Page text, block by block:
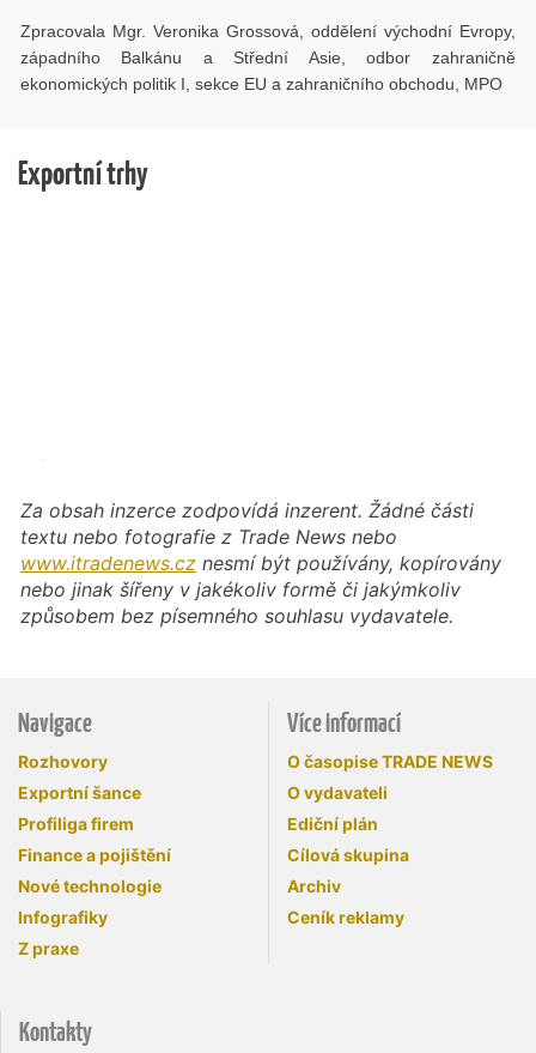
Zpracovala Mgr. Veronika Grossová, oddělení východní Evropy,
západního Balkánu a Střední Asie, odbor zahraničně
ekonomických politik I, sekce EU a zahraničního obchodu, MPO
Exportní trhy
Za obsah inzerce zodpovídá inzerent. Žádné části
textu nebo fotografie z Trade News nebo
www.itradenews.cz nesmí být používány, kopírovány
nebo jinak šířeny v jakékoliv formě či jakýmkoliv
způsobem bez písemného souhlasu vydavatele.
Navigace
Rozhovory
Exportní šance
Profiliga firem
Finance a pojištění
Nové technologie
Infografiky
Z praxe
Více informací
O časopise TRADE NEWS
O vydavateli
Ediční plán
Cílová skupina
Archiv
Ceník reklamy
Kontakty